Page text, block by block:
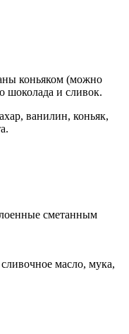
коньяком (можно
шоколада и сливок.
ванилин, коньяк,
сметанным
масло, мука,